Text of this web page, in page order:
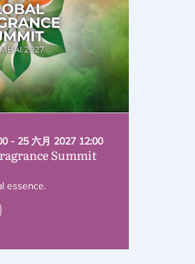
- 25 六月 2027 12:00
Summit
essence.